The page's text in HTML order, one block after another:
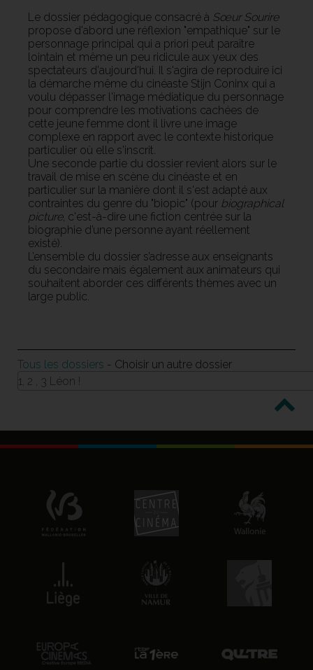
Le dossier pédagogique consacré à Sœur Sourire
propose d'abord une réflexion "empathique" sur le
personnage principal qui a priori peut paraître
lointain et même un peu ridicule aux yeux des
spectateurs d'aujourd'hui. Il s'agira de reproduire ici
la démarche même du cinéaste Stijn Coninx qui a
voulu dépasser l'image médiatique du personnage
pour comprendre les motivations cachées de
cette jeune femme dont il livre une image
complexe en rapport avec le contexte historique
particulier où elle s'inscrit.
Une seconde partie du dossier revient alors sur le
travail de mise en scène du cinéaste et en
particulier sur la manière dont il s'est adapté aux
contraintes du genre du "biopic" (pour biographical
picture, c'est-à-dire une fiction centrée sur la
biographie d’une personne ayant réellement
existé).
L’ensemble du dossier s’adresse aux enseignants
du secondaire mais également aux animateurs qui
souhaitent aborder ces différents thèmes avec un
large public.
Tous les dossiers - Choisir un autre dossier
1, 2 , 3 Léon !